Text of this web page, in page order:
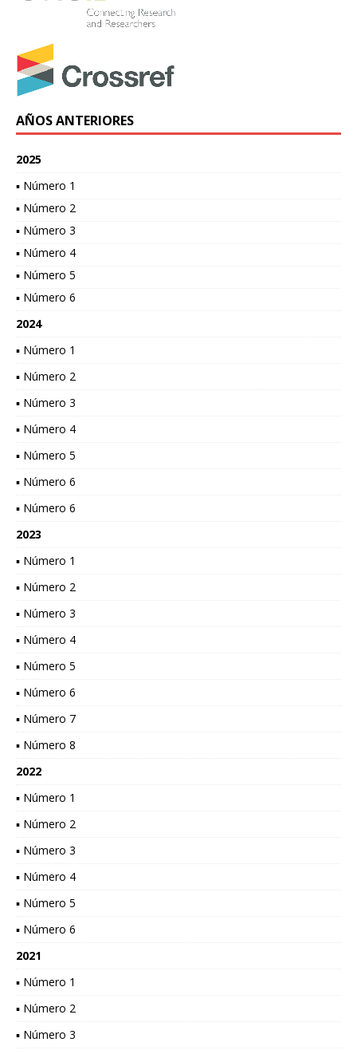
AÑOS ANTERIORES
2025
▪ Número 1
▪ Número 2
▪ Número 3
▪ Número 4
▪ Número 5
▪ Número 6
2024
▪ Número 1
▪ Número 2
▪ Número 3
▪ Número 4
▪ Número 5
▪ Número 6
▪ Número 6
2023
▪ Número 1
▪ Número 2
▪ Número 3
▪ Número 4
▪ Número 5
▪ Número 6
▪ Número 7
▪ Número 8
2022
▪ Número 1
▪ Número 2
▪ Número 3
▪ Número 4
▪ Número 5
▪ Número 6
2021
▪ Número 1
▪ Número 2
▪ Número 3